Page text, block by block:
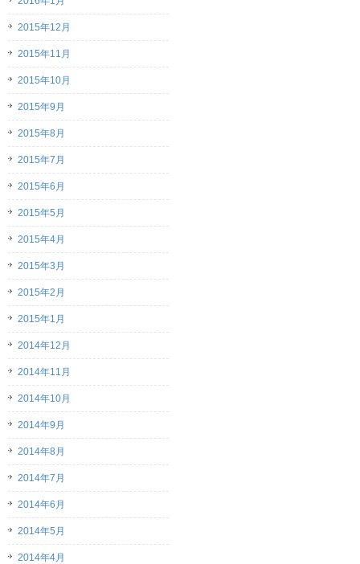
2015年12月
2015年11月
2015年10月
2015年9月
2015年8月
2015年7月
2015年6月
2015年5月
2015年4月
2015年3月
2015年2月
2015年1月
2014年12月
2014年11月
2014年10月
2014年9月
2014年8月
2014年7月
2014年6月
2014年5月
2014年4月